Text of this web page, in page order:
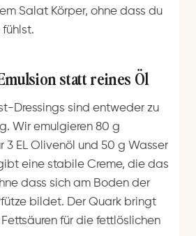
Salat Körper, ohne dass du
statt reines Öl
Dressings sind entweder zu
Wir emulgieren 80 g
3 EL Olivenöl und 50 g Wasser
eine stabile Creme, die das
dass sich am Boden der
bildet. Der Quark bringt
für die fettlöslichen